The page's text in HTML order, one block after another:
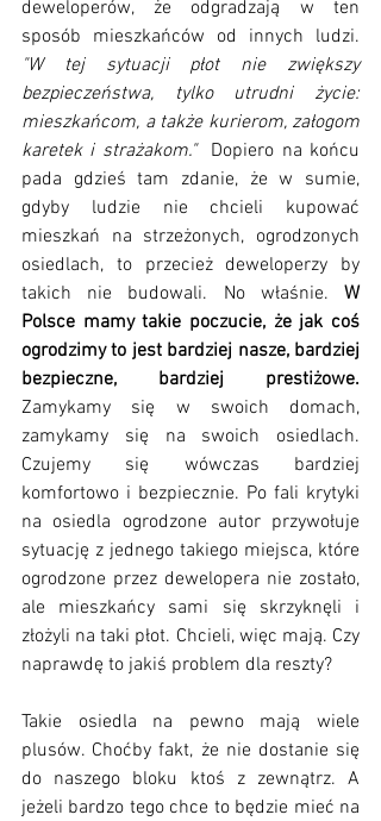
deweloperów, że odgradzają w ten
"W tej sytuacji płot nie zwiększy
bezpieczeństwa, tylko utrudni życie:
mieszkańcom, a także kurierom, załogom
karetek i strażakom." Dopiero na końcu
pada gdzieś tam zdanie, że w sumie,
gdyby ludzie nie chcieli kupować
mieszkań na strzeżonych, ogrodzonych
osiedlach, to przecież deweloperzy by
takich nie budowali. No właśnie. W
Polsce mamy takie poczucie, że jak coś
ogrodzimy to jest bardziej nasze, bardziej
bezpieczne, bardziej prestiżowe.
Zamykamy się w swoich domach,
zamykamy się na swoich osiedlach.
Czujemy się wówczas bardziej
komfortowo i bezpiecznie. Po fali krytyki
na osiedla ogrodzone autor przywołuje
sytuację z jednego takiego miejsca, które
ogrodzone przez dewelopera nie zostało,
ale mieszkańcy sami się skrzyknęli i
złożyli na taki płot. Chcieli, więc mają. Czy
naprawdę to jakiś problem dla reszty?
Takie osiedla na pewno mają wiele
plusów. Choćby fakt, że nie dostanie się
do naszego bloku ktoś z zewnątrz. A
jeżeli bardzo tego chce to będzie mieć na